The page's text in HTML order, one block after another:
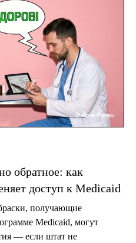
обратное: как
доступ к Medicaid
получающие
Medicaid, могут
— если штат не